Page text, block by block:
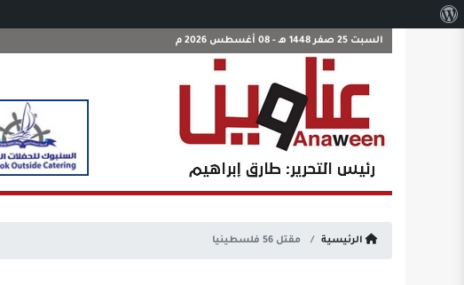
السبت 25 صفر 1448 هـ - 08 أغسطس 2026 م
الرئيسية مقتل 56 فلسطينيا